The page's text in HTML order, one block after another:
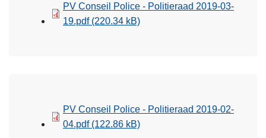
PV Conseil Police - Politieraad 2019-03-
19.pdf (220.34 kB)
PV Conseil Police - Politieraad 2019-02-
04.pdf (122.86 kB)